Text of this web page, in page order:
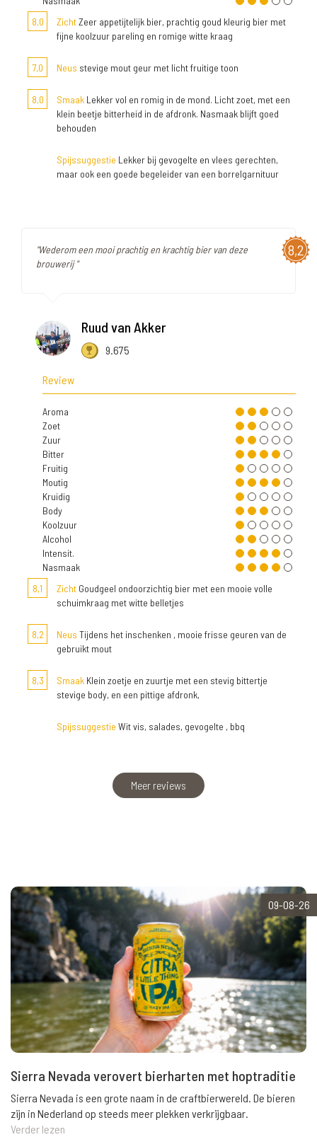
8,0
ZichtZeer appetijtelijk bier, prachtig goud kleurig bier met
fijne koolzuur pareling en romige witte kraag
7,0 Neus stevige mout geur met licht fruitige toon
8,0 Smaak Lekker vol en romig in de mond. Licht zoet, met een
klein beetje bitterheid in de afdronk. Nasmaak blijft goed
behouden
Spijssuggestie Lekker bij gevogelte en vlees gerechten,
maar ook een goede begeleider van een borrelgarnituur
8,2
"Wederom een mooi prachtig en krachtig bier van deze
brouwerij "
Ruud van Akker
9.675
Review
Aroma
Zoet
Zuur
Bitter
Fruitig
Moutig
Kruidig
Body
Koolzuur
Alcohol
Intensit.
Nasmaak
8,1
Zicht Goudgeel ondoorzichtig bier met een mooie volle
schuimkraag met witte belletjes
8,2 Neus Tijdens het inschenken , mooie frisse geuren van de
gebruikt mout
8,3 Smaak Klein zoetje en zuurtje met een stevig bittertje
stevige body, en een pittige afdronk,
Spijssuggestie Wit vis, salades, gevogelte , bbq
Meer reviews
09-08-26
Sierra Nevada verovert bierharten met hoptraditie
Sierra Nevada is een grote naam in de craftbierwereld. De bieren
zijn in Nederland op steeds meer plekken verkrijgbaar.
Verder lezen